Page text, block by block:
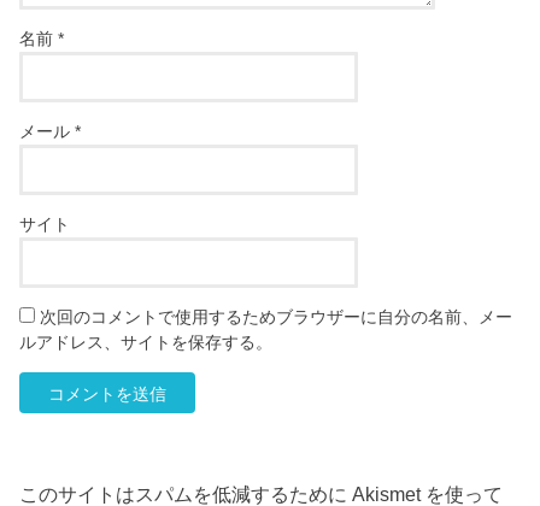
名前*
メール*
サイト
次回のコメントで使用するためブラウザーに自分の名前、メー
ルアドレス、サイトを保存する。
このサイトはスパムを低減するために Akismet を使って